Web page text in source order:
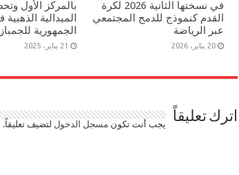
في نسختها الثانية 2026 لكرة
القدم كنموذج للدمج المجتمعي
عبر الرياضة
20 يناير، 2026
بالمركز الأول
الميدالية
الجمهورية للجمباز
21 يناير، 2025
اترك تعليقاً يجب أنت تكون مسجل الدخول لتضيف تعليقاً.